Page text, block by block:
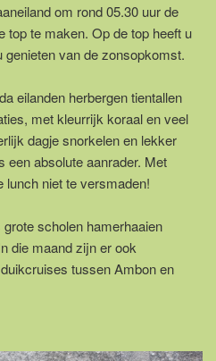
om rond 05.30 uur de
top te maken. Op de top heeft u
van de zonsopkomst.
eilanden herbergen tientallen
met kleurrijk koraal en veel
dagje snorkelen en lekker
een absolute aanrader. Met
niet te versmaden!
scholen hamerhaaien
die maand zijn er ook
tussen Ambon en